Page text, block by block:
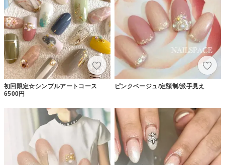
初回限定☆シンプルアートコース
6500円
ピンクベージュ/定額制/派手見え